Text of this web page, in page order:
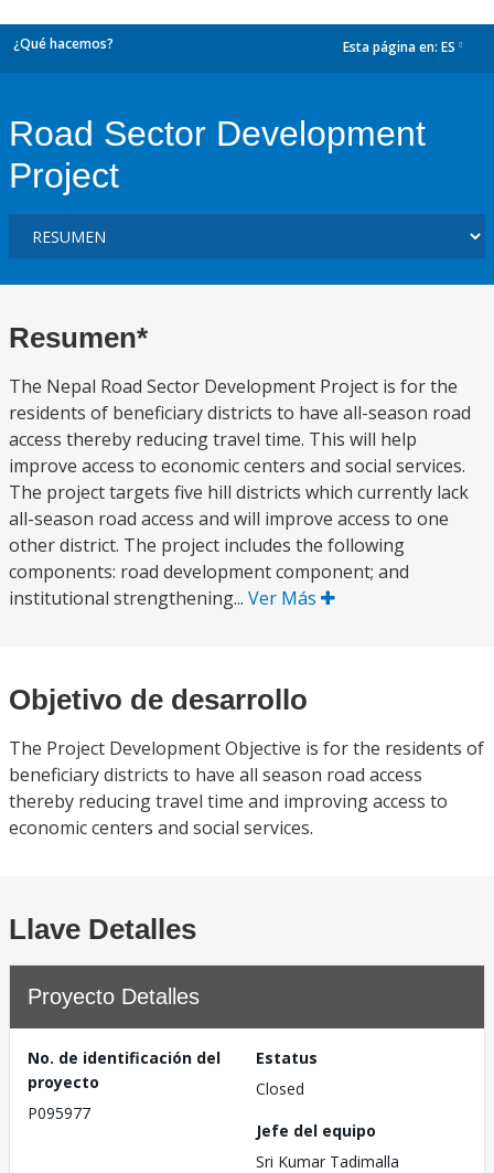
¿Qué hacemos? Esta página en: ES
Road Sector Development
Project
Resumen*
The Nepal Road Sector Development Project is for the
residents of beneficiary districts to have all-season road
access thereby reducing travel time. This will help
improve access to economic centers and social services.
The project targets five hill districts which currently lack
all-season road access and will improve access to one
other district. The project includes the following
components: road development component; and
institutional strengthening... Ver Más
Objetivo de desarrollo
The Project Development Objective is for the residents of
beneficiary districts to have all season road access
thereby reducing travel time and improving access to
economic centers and social services.
Llave Detalles
Proyecto Detalles
No. de identificación del
proyecto
P095977
Estatus
Closed
Jefe del equipo
Sri Kumar Tadimalla